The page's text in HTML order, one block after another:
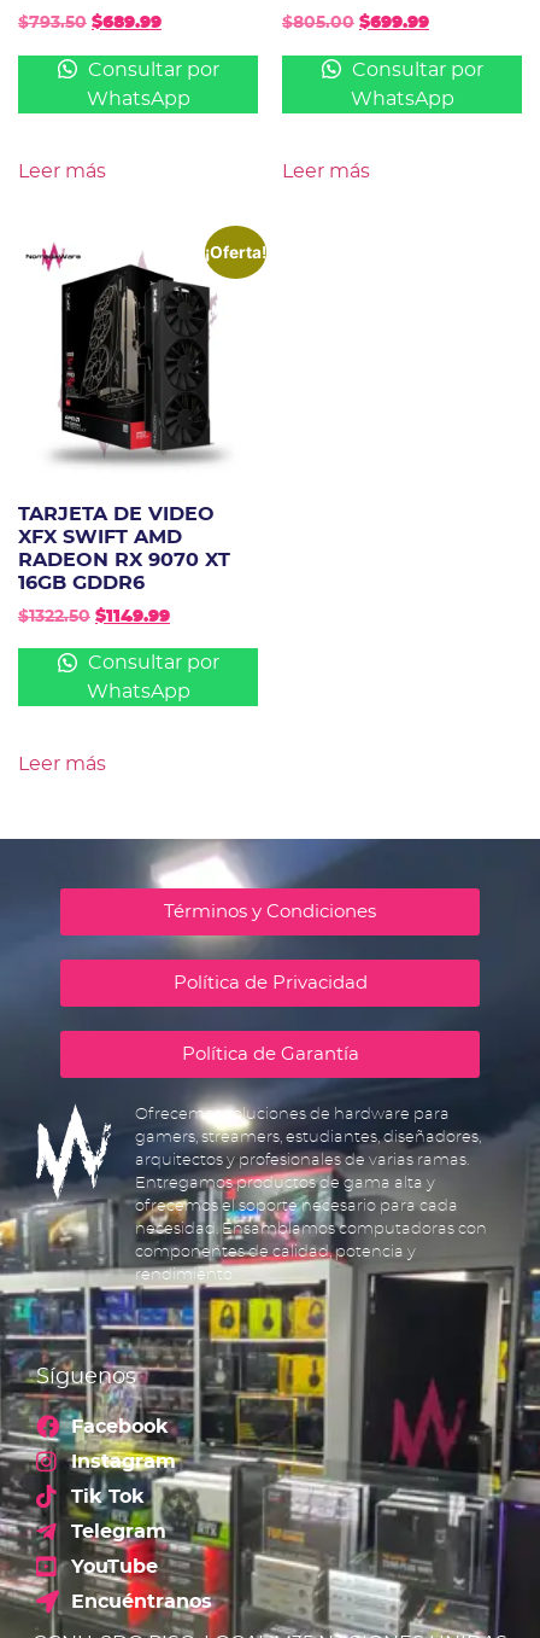
$793.50 $689.99
Consultar por
WhatsApp
Leer más
$805.00 $699.99
Consultar por
WhatsApp
Leer más
¡Oferta!
TARJETA DE VIDEO
XFX SWIFT AMD
RADEON RX 9070 XT
16GB GDDR6
$1322.50 $1149.99
Consultar por
WhatsApp
Leer más
Términos y Condiciones
Política de Privacidad
Política de Garantía
Ofrecemos soluciones de hardware para
gamers, streamers, estudiantes, diseñadores,
arquitectos y profesionales de varias ramas.
Entregamos productos de gama alta y
ofrecemos el soporte necesario para cada
necesidad. Ensamblamos computadoras con
componentes de calidad, potencia y
rendimiento.
Síguenos
Facebook
Instagram
Tik Tok
Telegram
YouTube
Encuéntranos